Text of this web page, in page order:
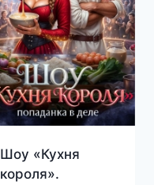
Шоу «Кухня
короля».